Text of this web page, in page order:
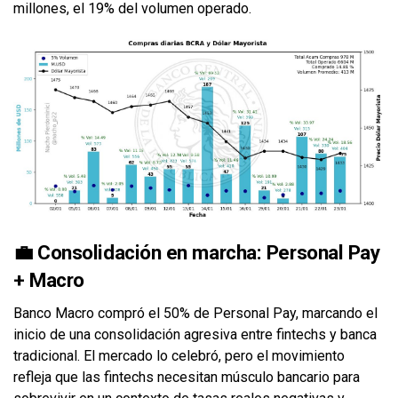
millones, el 19% del volumen operado.
💼 Consolidación en marcha: Personal Pay
+ Macro
Banco Macro compró el 50% de Personal Pay, marcando el
inicio de una consolidación agresiva entre fintechs y banca
tradicional. El mercado lo celebró, pero el movimiento
refleja que las fintechs necesitan músculo bancario para